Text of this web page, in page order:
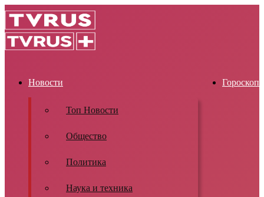
Новости
Топ Новости
Общество
Политика
Наука и техника
Гороскоп